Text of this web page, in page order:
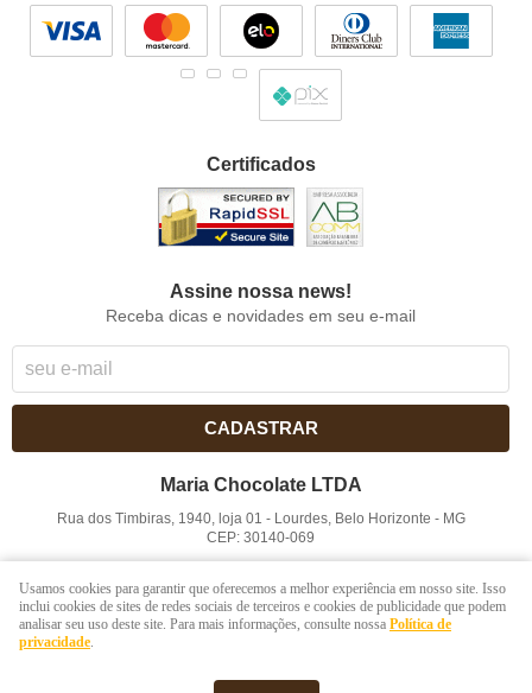
Certificados
Assine nossa news!
Receba dicas e novidades em seu e-mail
CADASTRAR
Maria Chocolate LTDA
Rua dos Timbiras, 1940, loja 01 - Lourdes, Belo Horizonte - MG
CEP: 30140-069
LOJA VIRTUAL CRIADA POR
Usamos cookies para garantir que oferecemos a melhor experiência em nosso site. Isso
inclui cookies de sites de redes sociais de terceiros e cookies de publicidade que podem
analisar seu uso deste site. Para mais informações, consulte nossa Política de
privacidade.